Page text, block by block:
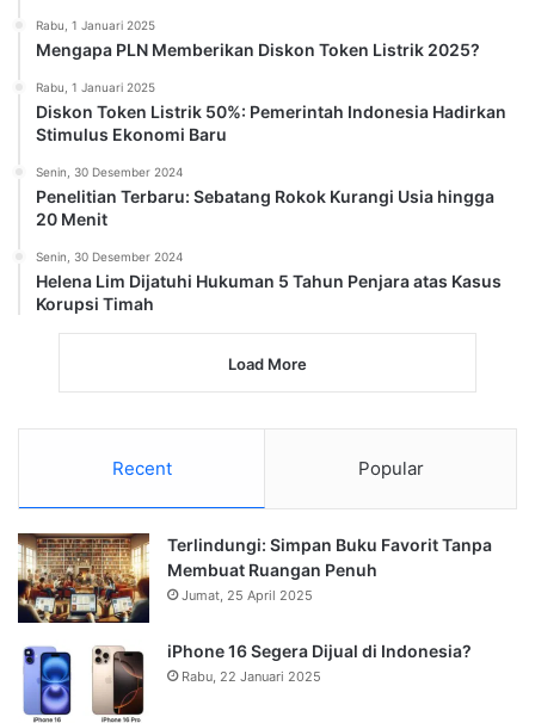
Rabu, 1 Januari 2025
Mengapa PLN Memberikan Diskon Token Listrik 2025?
Rabu, 1 Januari 2025
Diskon Token Listrik 50%: Pemerintah Indonesia Hadirkan
Stimulus Ekonomi Baru
Senin, 30 Desember 2024
Penelitian Terbaru: Sebatang Rokok Kurangi Usia hingga
20 Menit
Senin, 30 Desember 2024
Helena Lim Dijatuhi Hukuman 5 Tahun Penjara atas Kasus
Korupsi Timah
Load More
Recent Popular
Terlindungi: Simpan Buku Favorit Tanpa
Membuat Ruangan Penuh
Jumat, 25 April 2025
iPhone 16 Segera Dijual di Indonesia?
Rabu, 22 Januari 2025